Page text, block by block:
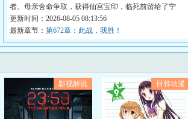
者。母亲舍命争取，获得仙宫宝印，临死前留给了宁
拙。...
更新时间：2026-08-05 08:13:56
最新章节： 第672章：此战，我胜！
影视解说 日韩动漫